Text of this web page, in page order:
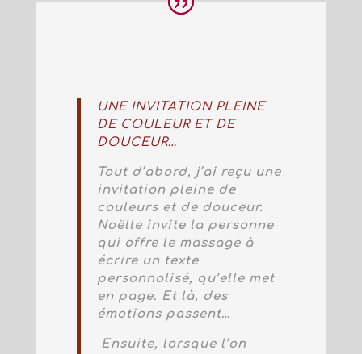
UNE INVITATION PLEINE
DE COULEUR ET DE
DOUCEUR…
Tout d’abord, j’ai reçu une
invitation pleine de
couleurs et de douceur.
Noëlle invite la personne
qui offre le massage à
écrire un texte
personnalisé, qu’elle met
en page. Et là, des
émotions passent…
Ensuite, lorsque l’on